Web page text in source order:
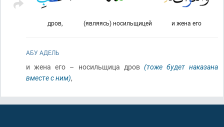
и жена его
(являясь) носильщицей
дров,
АБУ АДЕЛЬ
и жена его – носильщица дров (тоже будет наказана
вместе с ним),